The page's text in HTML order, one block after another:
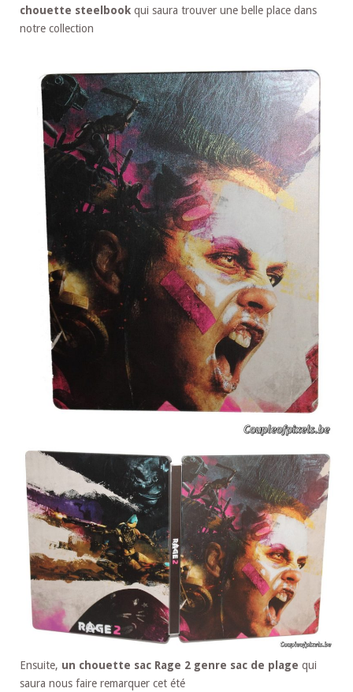
chouette steelbook qui saura trouver une belle place dans
notre collection
Ensuite, un chouette sac Rage 2 genre sac de plage qui
saura nous faire remarquer cet été